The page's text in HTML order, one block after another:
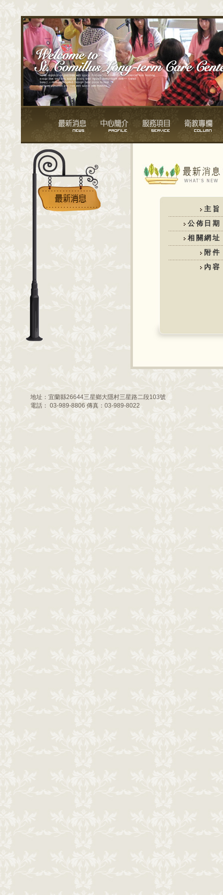
主旨
公佈日期
相關網址
附件
內容
地址：宜蘭縣26644三星鄉大隱村三星路二段103號
電話： 03-989-8806 傳真：03-989-8022